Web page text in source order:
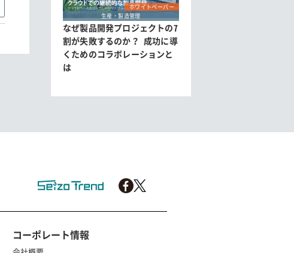
ホワイトペーパー
生産・製造管理
なぜ製品開発プロジェクトの7
割が失敗するのか？ 成功に導
くためのコラボレーションと
は
コーポレート情報